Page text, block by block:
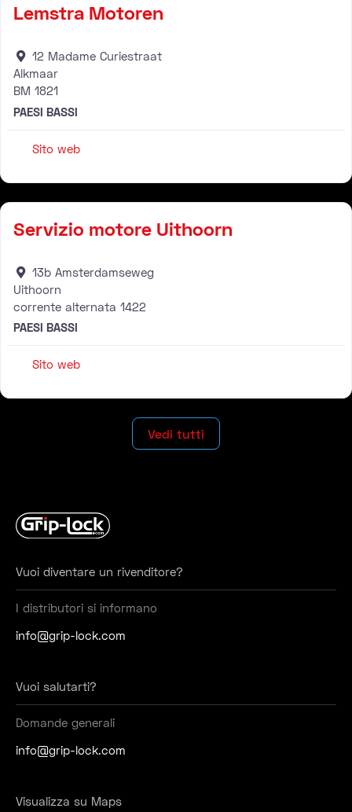
Lemstra Motoren
12 Madame Curiestraat
Alkmaar
BM 1821
PAESI BASSI
Sito web
Servizio motore Uithoorn
13b Amsterdamseweg
Uithoorn
corrente alternata 1422
PAESI BASSI
Sito web
Vedi tutti
Vuoi diventare un rivenditore?
I distributori si informano
info@grip-lock.com
Vuoi salutarti?
Domande generali
info@grip-lock.com
Visualizza su Maps